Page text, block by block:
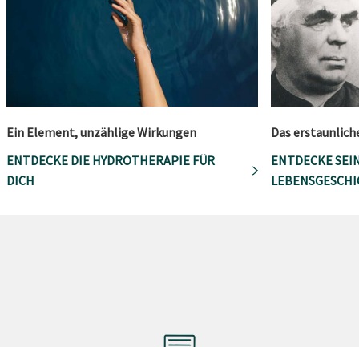
Ein Element, unzählige Wirkungen
ENTDECKE DIE HYDROTHERAPIE FÜR
DICH
Das
ENTDECKE